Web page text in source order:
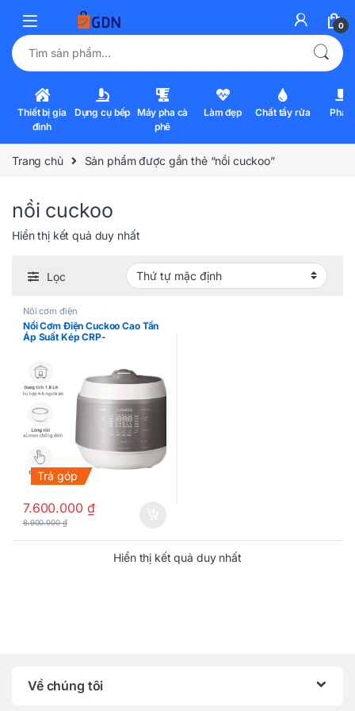
0
Tìm kiếm:
Thiết bị gia
đình
Dụng cụ bếp Máy pha cà
phê
Làm đẹp Chất tẩy rửa Pha
Trang chủ Sản phẩm được gắn thẻ “nồi cuckoo”
nồi cuckoo
Hiển thị kết quả duy nhất
Lọc
Nồi cơm điện
Nồi Cơm Điện Cuckoo Cao Tần
Áp Suất Kép CRP-
Trả góp
7.600.000 ₫
8.900.000₫
Hiển thị kết quả duy nhất
Về chúng tôi